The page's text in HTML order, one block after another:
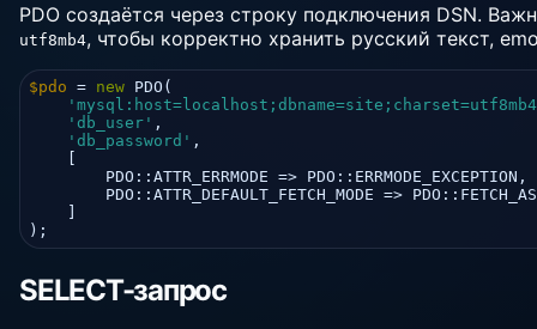
PDO создаётся через строку подключения DSN.
utf8mb4, чтобы корректно хранить русский текст,
$pdo = new PDO(
'db_user' ,
'db_password' ,
        PDO::ATTR_ERRMODE => PDO::ERRMODE_EXCEPTION,
PDO::ATTR_DEFAULT_FETCH_MODE =>
);
SELECT-запрос